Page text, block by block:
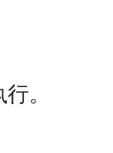
。